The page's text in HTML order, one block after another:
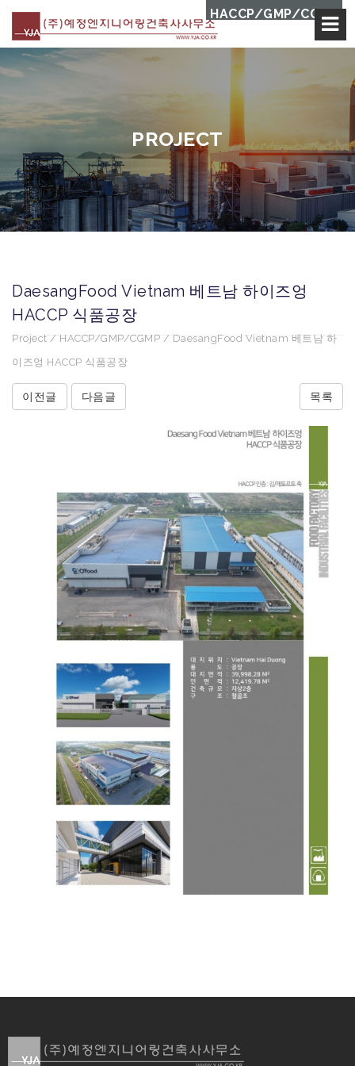
PROJECT
HACCP/GMP/CGMP
DaesangFood Vietnam 베트남 하이즈엉
HACCP 식품공장
Project / HACCP/GMP/CGMP / DaesangFood Vietnam 베트남 하
이즈엉 HACCP 식품공장
이전글 다음글 목록